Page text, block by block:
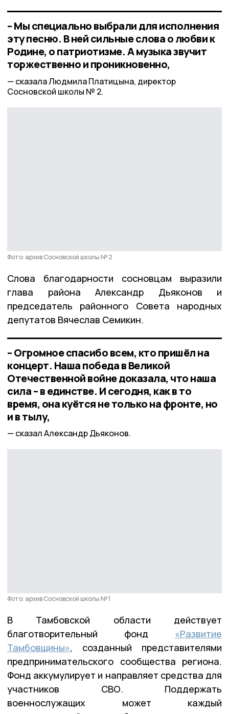
– Мы специально выбрали для исполнения
эту песню. В ней сильные слова о любви к
Родине, о патриотизме. А музыка звучит
торжественно и проникновенно,
сказала Людмила Платицына, директор
Сосновской школы № 2.
Фото: архив Сосновской школы № 2
Слова благодарности сосновцам выразили
глава района Александр Дьяконов и
председатель районного Совета народных
депутатов Вячеслав Семикин.
– Огромное спасибо всем, кто пришёл на
концерт. Наша победа в Великой
Отечественной войне доказала, что наша
сила – в единстве. И сегодня, как в то
время, она куётся не только на фронте, но
и в тылу,
сказал Александр Дьяконов.
Фото: архив Сосновской школы № 1
В Тамбовской области действует
благотворительный фонд «Развитие
Тамбовщины», созданный представителями
предпринимательского сообщества региона.
Фонд аккумулирует и направляет средства для
участников СВО. Поддержать
военнослужащих может каждый